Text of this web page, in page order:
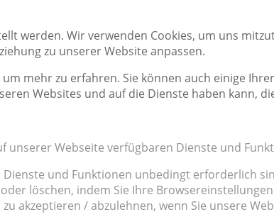
werden. Wir verwenden Cookies, um uns
zu unserer Website anpassen.
mehr zu erfahren. Sie können auch einige
Websites und auf die Dienste haben kann,
Webseite verfügbaren Dienste und
und Funktionen unbedingt erforderlich
löschen, indem Sie Ihre
akzeptieren / abzulehnen, wenn Sie unsere